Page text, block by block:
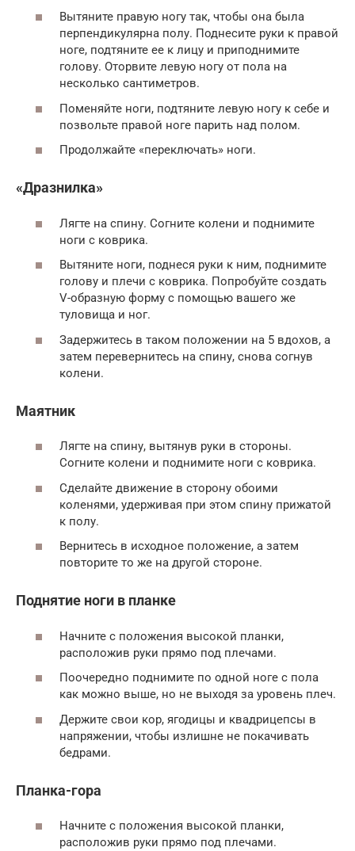
Вытяните правую ногу так, чтобы она была
перпендикулярна полу. Поднесите руки к правой
ноге, подтяните ее к лицу и приподнимите
голову. Оторвите левую ногу от пола на
несколько сантиметров.
Поменяйте ноги, подтяните левую ногу к себе и
позвольте правой ноге парить над полом.
Продолжайте «переключать» ноги.
«Дразнилка»
Лягте на спину. Согните колени и поднимите
ноги с коврика.
Вытяните ноги, поднеся руки к ним, поднимите
голову и плечи с коврика. Попробуйте создать
V-образную форму с помощью вашего же
туловища и ног.
Задержитесь в таком положении на 5 вдохов, а
затем перевернитесь на спину, снова согнув
колени.
Маятник
Лягте на спину, вытянув руки в стороны.
Согните колени и поднимите ноги с коврика.
Сделайте движение в сторону обоими
коленями, удерживая при этом спину прижатой
к полу.
Вернитесь в исходное положение, а затем
повторите то же на другой стороне.
Поднятие ноги в планке
Начните с положения высокой планки,
расположив руки прямо под плечами.
Поочередно поднимите по одной ноге с пола
как можно выше, но не выходя за уровень плеч.
Держите свои кор, ягодицы и квадрицепсы в
напряжении, чтобы излишне не покачивать
бедрами.
Планка-гора
Начните с положения высокой планки,
расположив руки прямо под плечами.